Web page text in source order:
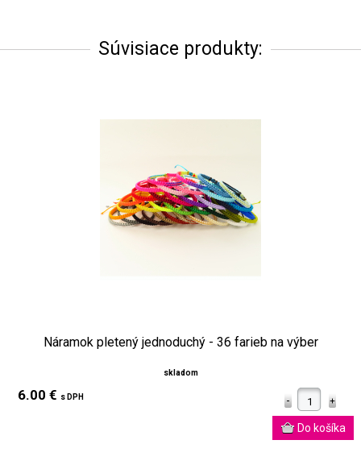
Súvisiace produkty:
Náramok pletený jednoduchý - 36 farieb na výber
skladom
6.00 € s DPH